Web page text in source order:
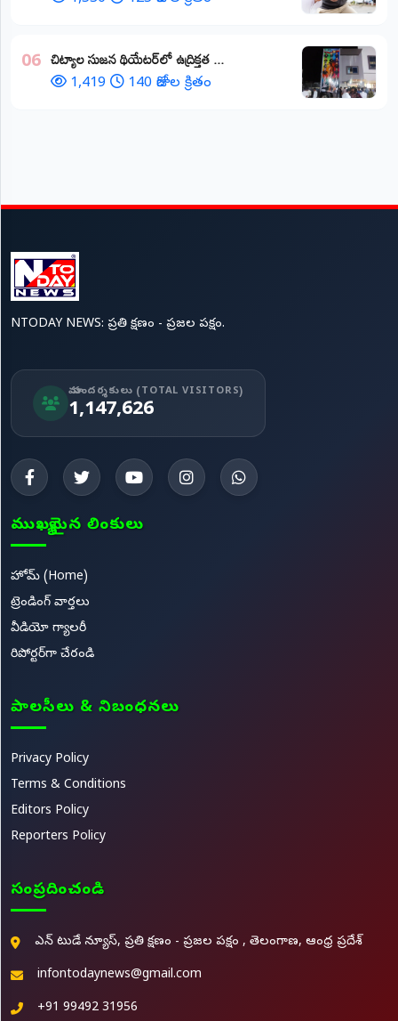
06 చిట్యాల సుజన థియేటర్‌లో ఉద్రిక్తత ...
1,419 140 రోజుల క్రితం
NTODAY NEWS: ప్రతి క్షణం - ప్రజల పక్షం.
మా సందర్శకులు (TOTAL VISITORS)
1,147,626
ముఖ్యమైన లింకులు
హోమ్ (Home)
ట్రెండింగ్ వార్తలు
వీడియో గ్యాలరీ
రిపోర్టర్‌గా చేరండి
పాలసీలు & నిబంధనలు
Privacy Policy
Terms & Conditions
Editors Policy
Reporters Policy
సంప్రదించండి
ఎన్ టుడే న్యూస్, ప్రతి క్షణం - ప్రజల పక్షం , తెలంగాణ, ఆంధ్ర ప్రదేశ్
infontodaynews@gmail.com
+91 99492 31956